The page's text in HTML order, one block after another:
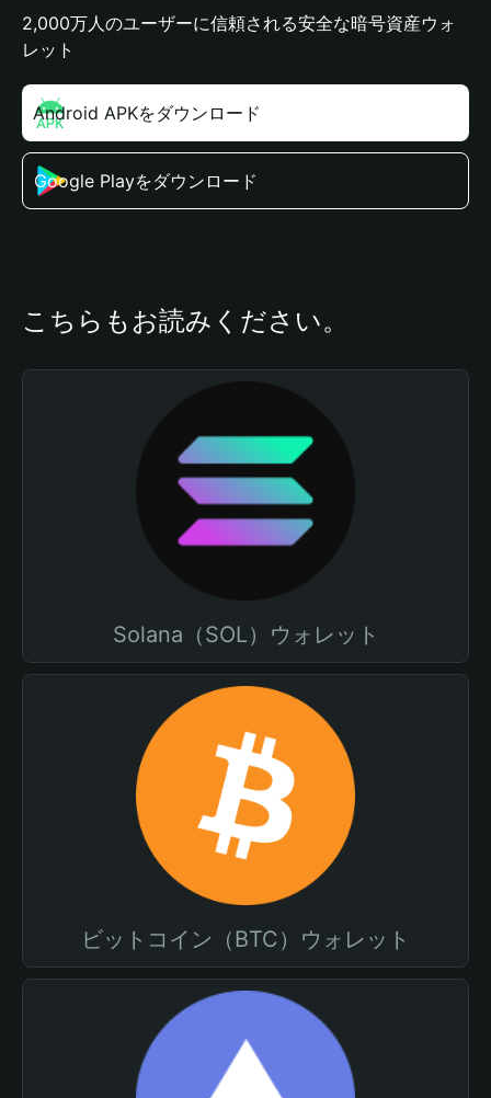
2,000万人のユーザーに信頼される安全な暗号資産ウォ
レット
Android APKをダウンロード
Google Playをダウンロード
こちらもお読みください。
Solana（SOL）ウォレット
ビットコイン（BTC）ウォレット